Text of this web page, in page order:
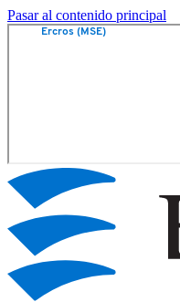
Pasar al contenido principal